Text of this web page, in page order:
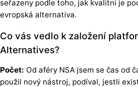
seřazeny podle toho, jak kvalitní je
evropská alternativa.
Co vás vedlo k založení
Alternatives?
Počet: Od aféry NSA jsem se čas od
použil nový nástroj, podíval, jestli